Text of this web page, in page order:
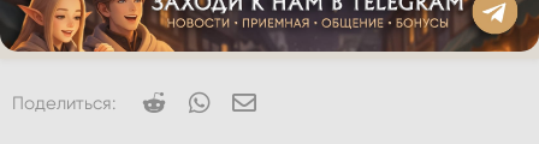
Поделиться: Reddit WhatsApp